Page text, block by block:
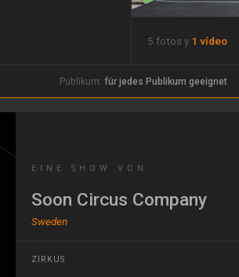
5 fotos y 1 vídeo
Publikum: für jedes Publikum geeignet
EINE SHOW VON
Soon Circus Company
Sweden
ZIRKUS